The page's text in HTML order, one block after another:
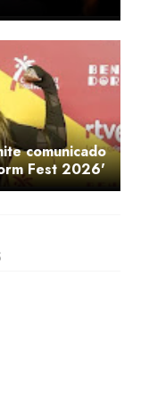
comunicado
Fest 2026'